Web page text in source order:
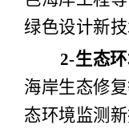
绿色设计新技
2-生态环
海岸生态修
态环境监测新